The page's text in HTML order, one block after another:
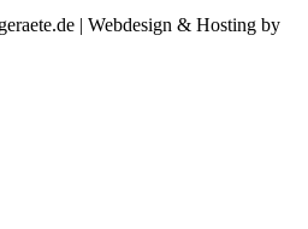
| Webdesign & Hosting by